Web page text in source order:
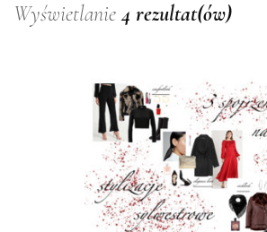
Wyświetlanie 4 rezultat(ów)